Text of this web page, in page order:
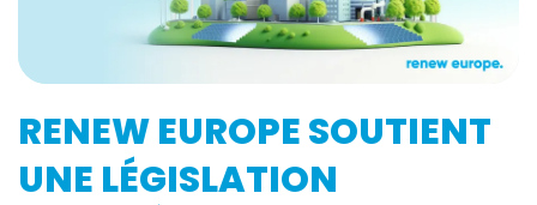
RENEW EUROPE SOUTIENT
UNE LÉGISLATION